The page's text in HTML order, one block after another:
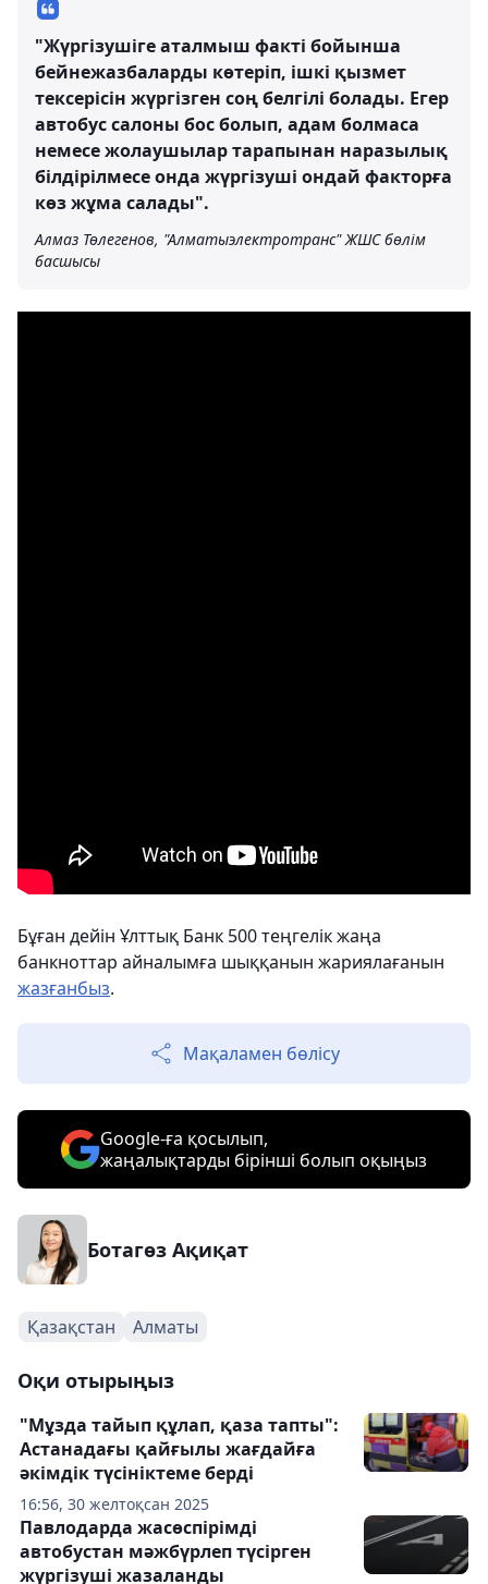
"Жүргізушіге аталмыш факті бойынша
бейнежазбаларды көтеріп, ішкі қызмет
тексерісін жүргізген соң белгілі болады. Егер
автобус салоны бос болып, адам болмаса
немесе жолаушылар тарапынан наразылық
білдірілмесе онда жүргізуші ондай факторға
көз жұма салады".
Алмаз Төлегенов, "Алматыэлектротранс" ЖШС бөлім
басшысы
Бұған дейін Ұлттық Банк 500 теңгелік жаңа
банкноттар айналымға шыққанын жариялағанын
жазғанбыз.
Мақаламен бөлісу
Google-ға қосылып,
жаңалықтарды бірінші болып оқыңыз
Ботагөз Ақиқат
Қазақстан Алматы
Оқи отырыңыз
16:56, 30 желтоқсан 2025
"Мұзда тайып құлап, қаза тапты":
Астанадағы қайғылы жағдайға
әкімдік түсініктеме берді
Павлодарда жасөспірімді
автобустан мәжбүрлеп түсірген
жүргізуші жазаланды